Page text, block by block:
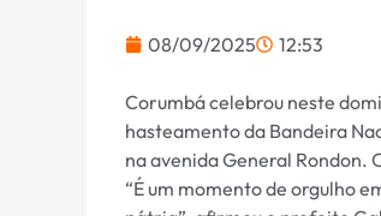
08/09/2025 12:53
Corumbá celebrou neste
hasteamento da Bandeira
na avenida General Rondon.
“É um momento de orgulho